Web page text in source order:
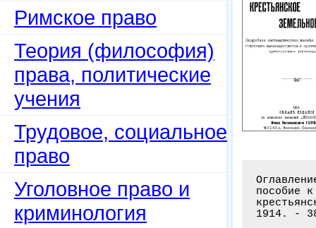
Римское право
Теория (философия)
права, политические
учения
Трудовое, социальное
право
Уголовное право и
криминология
Оглавление книги: Крестьянское земельное право: Подробное систематическое
пособие к изучению действующего законодатедьства и практики по вопросам
крестьянского землевладения / Хауке О.А. - М.: Типо-лит. В. Рихтер,
1914. - 384 с.


Введение
Крестьянское право. - Крестьянское законодательство. - Обычное право
Надельные земли. - Крестьянское общество. - Сословный и классовый характер
крестьянского права. - Совмещение в нем частного и публичного права
Партикуляризм крестьянского права . . . . . . . . . . . . . . . . . . . . . . .1
Исторический обзор развития крестьянского права. - Строй землевладения при
крепостном праве. - Реформа 19 февраля 1861 г.; поземельное устройство;
устройство управления и суда; учреждения по крестьянским делам. - Завершение
поземельного устройства владельческих крестьян; распространение начал реформы
1861 г. на крестьян государственных, удельных и другие разряды сельского
населения. - Развитие крестьянского управления с 1861 по 1905 гг. - Развитие
крестьянского земельного права за те же годы. - Земельное законодательство
с 1905 г . . . . . . . . . . . . . . . . . . . . . . . . . . . . . . . . . . .10
Положения о сельском состоянии; система; издания. - Расположение правил
о землевладении в этих Положениях.